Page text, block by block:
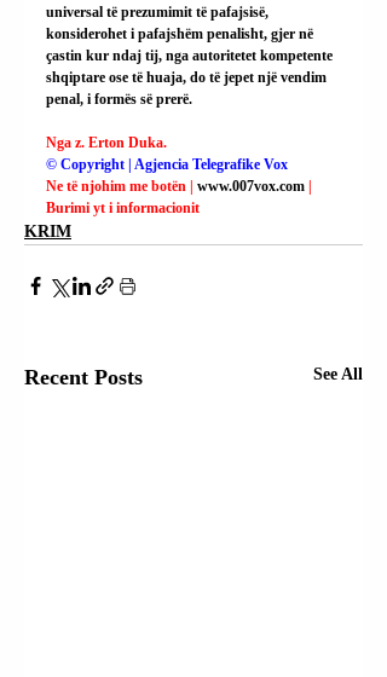
universal të prezumimit të pafajsisë,
konsiderohet i pafajshëm penalisht, gjer në
çastin kur ndaj tij, nga autoritetet kompetente
shqiptare ose të huaja, do të jepet një vendim
penal, i formës së prerë.
Nga z. Erton Duka.
© Copyright | Agjencia Telegrafike Vox
Ne të njohim me botën | www.007vox.com
Burimi yt i informacionit
KRIM
Recent Posts See All